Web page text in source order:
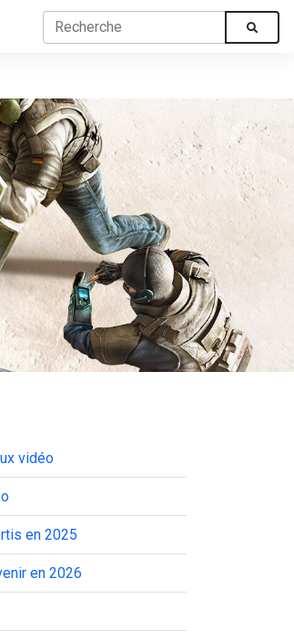
vidéo
en 2025
en 2026